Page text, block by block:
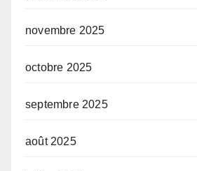
novembre 2025
octobre 2025
septembre 2025
août 2025